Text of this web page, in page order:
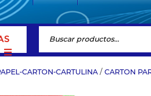
CARTON-CARTULINA / CARTON